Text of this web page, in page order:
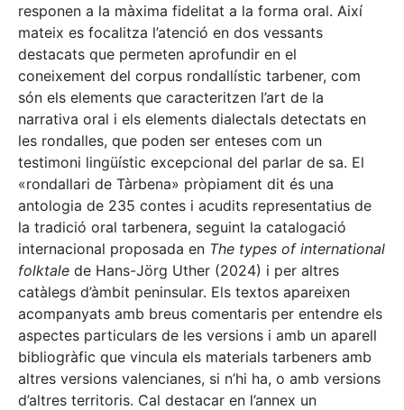
responen a la màxima fidelitat a la forma oral. Així
mateix es focalitza l’atenció en dos vessants
destacats que permeten aprofundir en el
coneixement del corpus rondallístic tarbener, com
són els elements que caracteritzen l’art de la
narrativa oral i els elements dialectals detectats en
les rondalles, que poden ser enteses com un
testimoni lingüístic excepcional del parlar de sa. El
«rondallari de Tàrbena» pròpiament dit és una
antologia de 235 contes i acudits representatius de
la tradició oral tarbenera, seguint la catalogació
internacional proposada en The types of international
folktale de Hans-Jörg Uther (2024) i per altres
catàlegs d’àmbit peninsular. Els textos apareixen
acompanyats amb breus comentaris per entendre els
aspectes particulars de les versions i amb un aparell
bibliogràfic que vincula els materials tarbeners amb
altres versions valencianes, si n’hi ha, o amb versions
d’altres territoris. Cal destacar en l’annex un